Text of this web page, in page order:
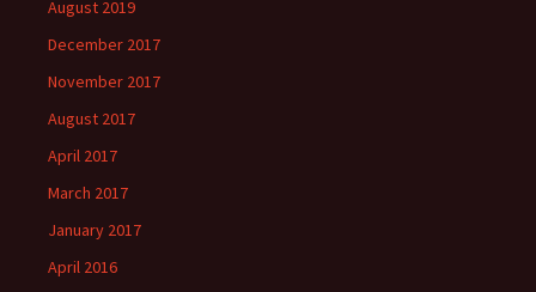
August 2019
December 2017
November 2017
August 2017
April 2017
March 2017
January 2017
April 2016